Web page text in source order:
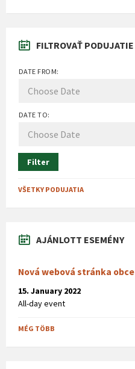
FILTROVAŤ PODUJATIE
DATE FROM:
DATE TO:
Filter
VŠETKY PODUJATIA
AJÁNLOTT ESEMÉNY
Nová webová stránka obce
15. January 2022
All-day event
MÉG TÖBB